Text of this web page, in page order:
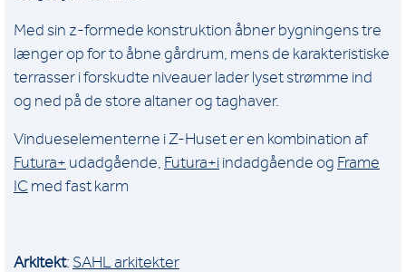
Med sin z-formede konstruktion åbner bygningens tre
længer op for to åbne gårdrum, mens de karakteristiske
terrasser i forskudte niveauer lader lyset strømme ind
og ned på de store altaner og taghaver.
Vindueselementerne i Z-Huset er en kombination af
Futura+ udadgående, Futura+i indadgående og Frame
IC med fast karm
Arkitekt: SAHL arkitekter